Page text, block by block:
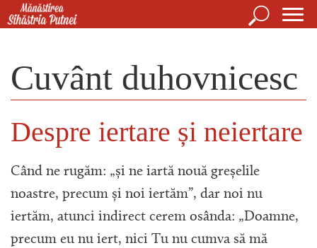
Mergi la conţinutul principal
Căutare
Cuvânt duhovnicesc
Despre iertare și neiertare
Când ne rugăm: „și ne iartă nouă greșelile
noastre, precum și noi iertăm”, dar noi nu
iertăm, atunci indirect cerem osânda: „Doamne,
precum eu nu iert, nici Tu nu cumva să mă